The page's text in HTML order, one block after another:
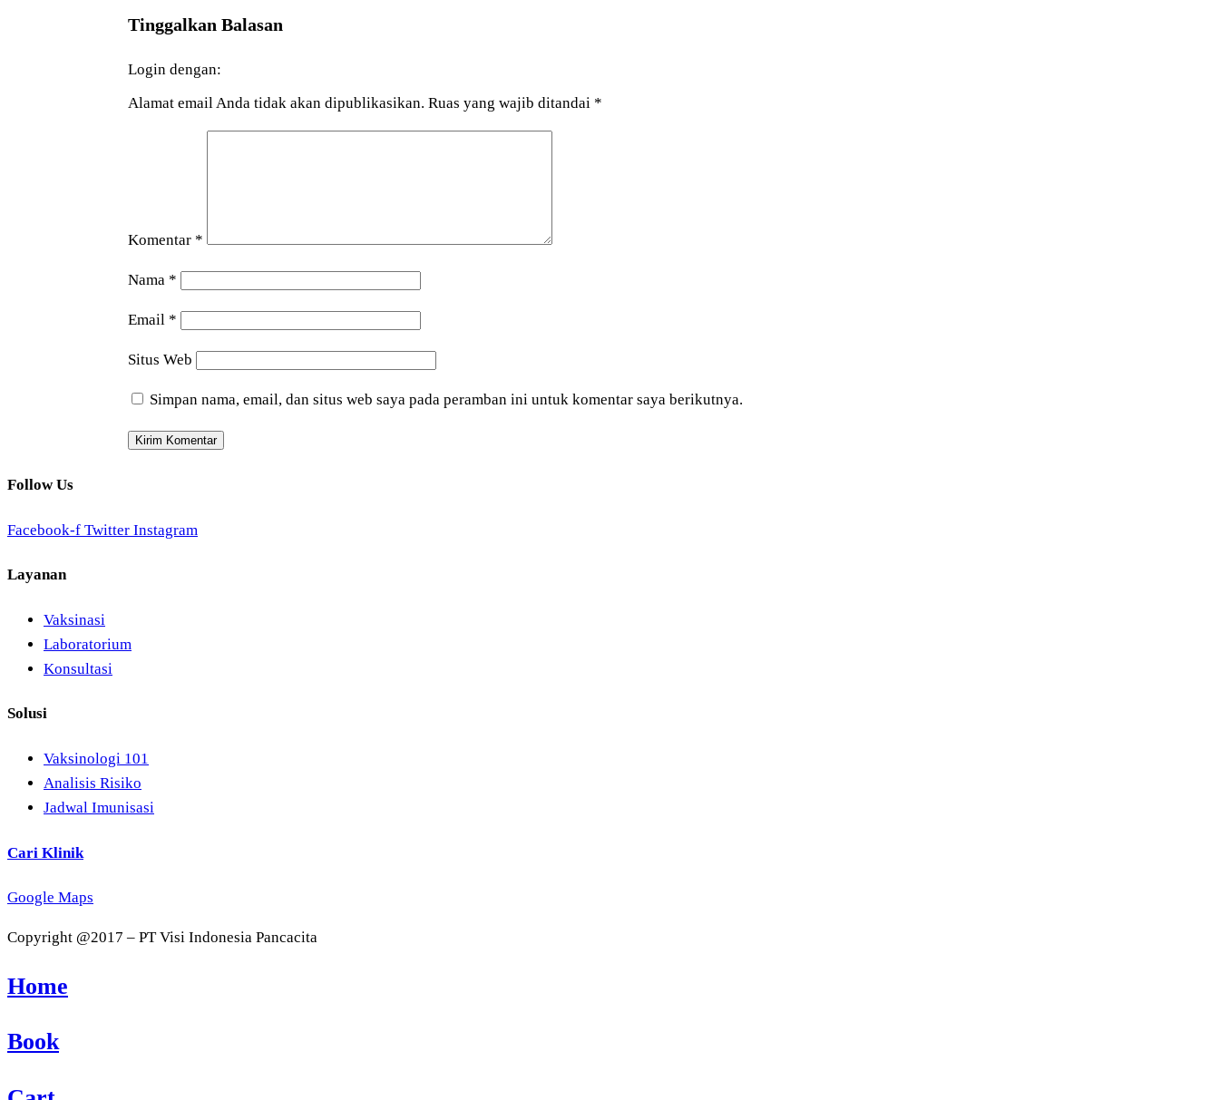
pos
Tinggalkan Balasan
Login dengan:
Alamat email Anda tidak akan dipublikasikan. Ruas yang wajib ditandai *
Komentar *
Nama *
Email *
Situs Web
Simpan nama, email, dan situs web saya pada peramban ini untuk komentar saya berikutnya.
Follow Us
Facebook-f Twitter Instagram
Layanan
Vaksinasi
Laboratorium
Konsultasi
Solusi
Vaksinologi 101
Analisis Risiko
Jadwal Imunisasi
Cari Klinik
Google Maps
Copyright @2017 – PT Visi Indonesia Pancacita
Home
Book